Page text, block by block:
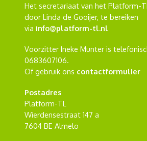
Het secretariaat van het Platform-
door Linda de Gooijer, te bereiken
via info@platform-tl.nl
Voorzitter Ineke Munter is
0683607106.
Of gebruik ons contactformulier
Postadres
Platform-TL
Wierdensestraat 147 a
7604 BE Almelo